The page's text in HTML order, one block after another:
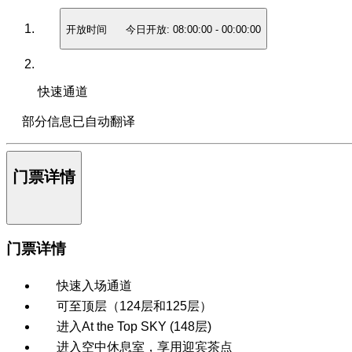
开放时间 今日开放: 08:00:00 - 00:00:00
快速通道
部分信息已自动翻译
门票详情
门票详情
快速入场通道
可至顶层（124层和125层）
进入At the Top SKY (148层)
进入空中休息室，享用迎宾茶点